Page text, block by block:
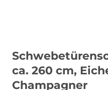
ca. 260 cm,
Champagner